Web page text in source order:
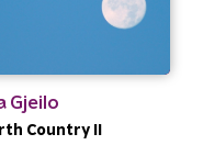
Gjeilo
Country II